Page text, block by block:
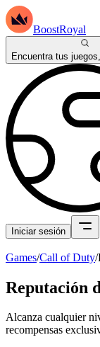
BoostRoyal
Encuentra tus
Iniciar sesión
Games/Call of Duty/
Reputación
Alcanza cualquier
recompensas